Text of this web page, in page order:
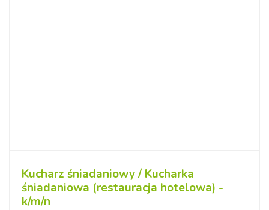
Kucharz śniadaniowy / Kucharka
śniadaniowa (restauracja hotelowa) -
k/m/n